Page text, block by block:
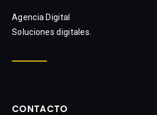
Agencia Digital
Soluciones digitales.
CONTACTO